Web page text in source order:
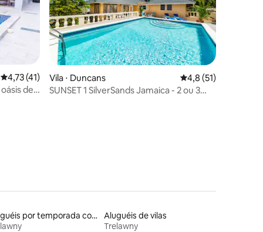
4,73 de uma avaliação média de 5, 41 avaliações
4,73 (41)
de
Vila ⋅ Duncans 4,8 de uma
4,8 (51)
SUNSET 1 SilverSands Jamaica - 2 ou 3
Aluguéis por temporada com café da manhã
Aluguéis de vilas
Trelawny